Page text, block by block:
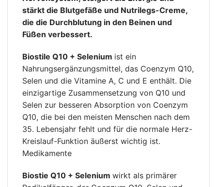
stärkt die Blutgefäße und Nutrilegs-Creme,
die die Durchblutung in den Beinen und
Füßen verbessert.
Biostile Q10 + Selenium ist ein
Nahrungsergänzungsmittel, das Coenzym Q10,
Selen und die Vitamine A, C und E enthält. Die
einzigartige Zusammensetzung von Q10 und
Selen zur besseren Absorption von Coenzym
Q10, die bei den meisten Menschen nach dem
35. Lebensjahr fehlt und für die normale Herz-
Kreislauf-Funktion äußerst wichtig ist.
Medikamente
Biostie Q10 + Selenium wirkt als primärer